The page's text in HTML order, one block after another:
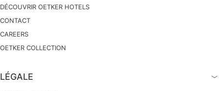
DÉCOUVRIR OETKER HOTELS
CONTACT
CAREERS
OETKER COLLECTION
LÉGALE